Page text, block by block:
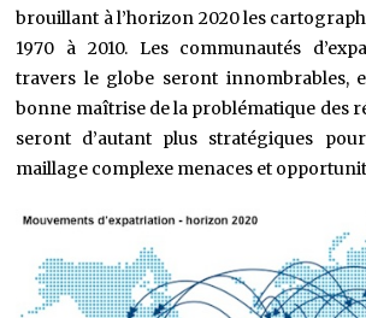
brouillant à l’horizon 2020 les
1970 à 2010. Les communautés
travers le globe seront innombrables,
bonne maîtrise de la problématique des
seront d’autant plus stratégiques
maillage complexe menaces et